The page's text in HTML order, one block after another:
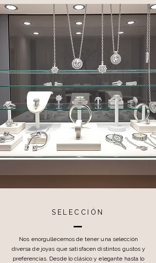
SELECCIÓN
Nos enorgullecemos de tener una selección
diversa de joyas que satisfacen distintos gustos y
preferencias. Desde lo clásico y elegante hasta lo